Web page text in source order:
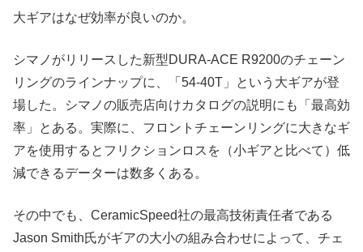
大ギアはなぜ効率が良いのか。
シマノがリリースした新型DURA-ACE R9200のチェーン
リングのラインナップに、「54-40T」という大ギアが登
場した。シマノの販売店向けカタログの説明にも「最高効
率」とある。実際に、フロントチェーンリングに大きなギ
アを使用するとフリクションロスを（小ギアと比べて）低
減できるデーターは数多くある。
その中でも、CeramicSpeed社の最高技術責任者である
Jason Smith氏がギアの大小の組み合わせによって、チェ